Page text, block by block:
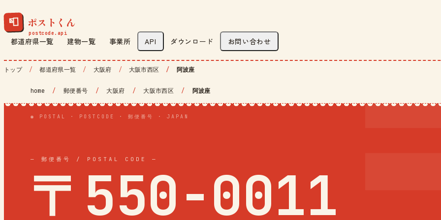
📮 ポストくん
都道府県一覧 建物一覧 事業所 API ダウンロード お問い合わせ
トップ 都道府県一覧 大阪府 大阪市西区 阿波座
home / 郵便番号 / 大阪府 / 大阪市西区 / 阿波座
◉ POSTAL · POSTCODE · 郵便番号 · JAPAN
— 郵便番号 / POSTAL CODE —
〒550-0011